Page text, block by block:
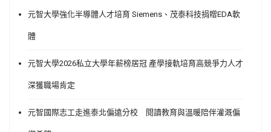
元智大學強化半導體人才培育 Siemens、茂泰科技捐贈EDA軟
體
元智大學2026私立大學年薪榜居冠 產學接軌培育高競爭力人才
深獲職場肯定
元智國際志工走進泰北偏遠分校 閱讀教育與溫暖陪伴灌溉偏